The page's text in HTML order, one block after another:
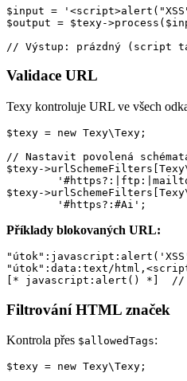
$input =
$output = $texy-
Validace URL
Texy kontroluje URL ve všech
$texy = new Texy\Texy;
// Nastavit povolená
$texy-
$texy-
Příklady blokovaných URL:
"útok":data:text/
Filtrování HTML značek
Kontrola přes $allowedTags:
$texy = new Texy\Texy;